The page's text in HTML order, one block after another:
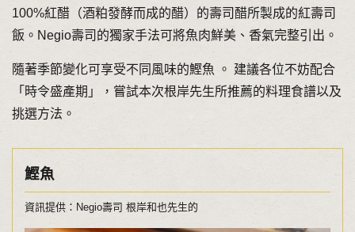
100%紅醋（酒粕發酵而成的醋）的壽司醋所製成的紅壽司
飯。Negio壽司的獨家手法可將魚肉鮮美、香氣完整引出。
隨著季節變化可享受不同風味的鰹魚 。 建議各位不妨配合
「時令盛產期」，嘗試本次根岸先生所推薦的料理食譜以及
挑選方法。
鰹魚
資訊提供：Negio壽司 根岸和也先生的